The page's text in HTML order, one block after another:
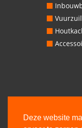
Deze website